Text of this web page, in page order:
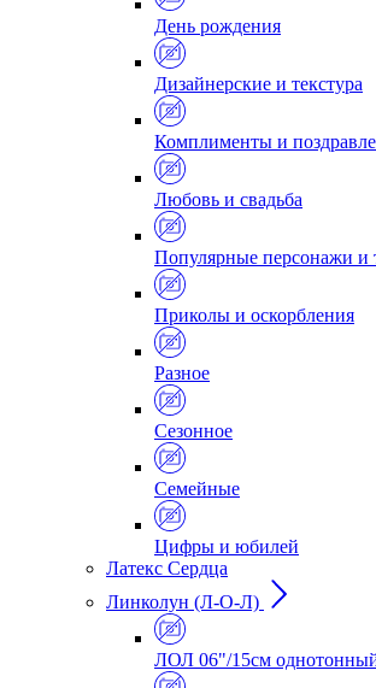
День рождения
Дизайнерские и текстура
Комплименты и
Любовь и свадьба
Популярные персонажи и
Приколы и оскорбления
Разное
Сезонное
Семейные
Цифры и юбилей
Латекс Сердца
Линколун (Л-О-Л)
ЛОЛ 06"/15см